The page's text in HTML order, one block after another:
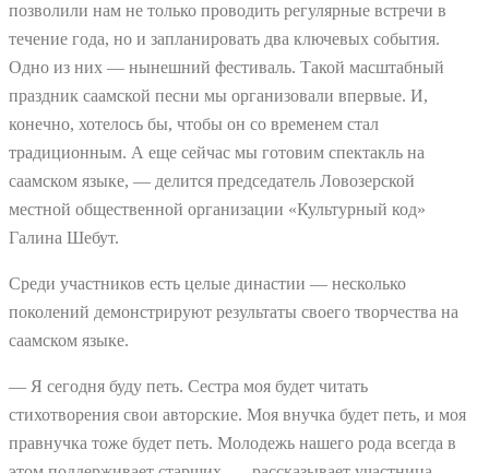
позволили нам не только проводить регулярные встречи в
течение года, но и запланировать два ключевых события.
Одно из них — нынешний фестиваль. Такой масштабный
праздник саамской песни мы организовали впервые. И,
конечно, хотелось бы, чтобы он со временем стал
традиционным. А еще сейчас мы готовим спектакль на
саамском языке, — делится председатель Ловозерской
местной общественной организации «Культурный код»
Галина Шебут.
Среди участников есть целые династии — несколько
поколений демонстрируют результаты своего творчества на
саамском языке.
— Я сегодня буду петь. Сестра моя будет читать
стихотворения свои авторские. Моя внучка будет петь, и моя
правнучка тоже будет петь. Молодежь нашего рода всегда в